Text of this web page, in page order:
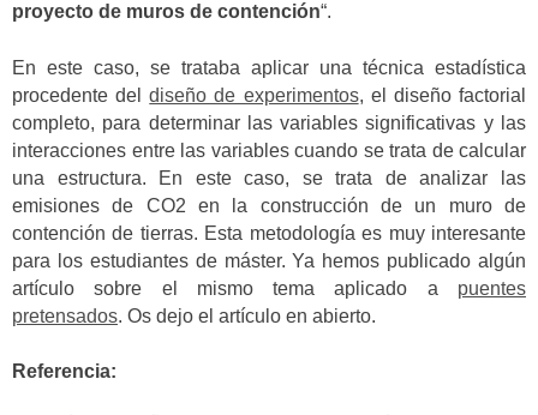
proyecto de muros de contención“.
En este caso, se trataba aplicar una técnica estadística
procedente deldiseño de experimentos, el diseño factorial
completo, para determinar las variables significativas y las
interacciones entre las variables cuando se trata de calcular
una estructura. En este caso, se trata de analizar las
emisiones de CO2 en la construcción de un muro de
contención de tierras. Esta metodología es muy interesante
para los estudiantes de máster. Ya hemos publicado algún
artículo sobre el mismo tema aplicado a puentes
pretensados. Os dejo el artículo en abierto.
Referencia: